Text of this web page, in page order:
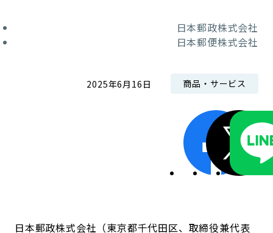
日本郵政株式会社
日本郵便株式会社
2025年6月16日 商品・サービス
日本郵政株式会社（東京都千代田区、取締役兼代表